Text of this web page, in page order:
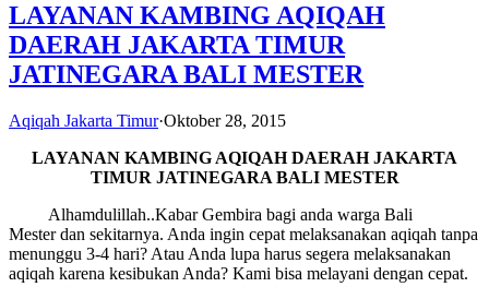
LAYANAN KAMBING AQIQAH
DAERAH JAKARTA TIMUR
JATINEGARA BALI MESTER
Aqiqah Jakarta Timur·Oktober 28, 2015
LAYANAN KAMBING AQIQAHDAERAH JAKARTA
TIMUR JATINEGARA BALI MESTER
Alhamdulillah..Kabar Gembira bagi anda warga Bali
Mester dan sekitarnya. Anda ingin cepat melaksanakan aqiqah tanpa
menunggu 3-4 hari? Atau Anda lupa harus segera melaksanakan
aqiqah karena kesibukan Anda? Kami bisa melayani dengan cepat.